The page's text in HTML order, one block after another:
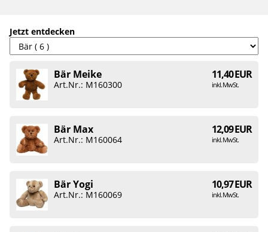
Jetzt entdecken
Bär Meike 11,40 EUR
inkl. MwSt.
Art.Nr.: M160300
Bär Max 12,09 EUR
inkl. MwSt.
Art.Nr.: M160064
Bär Yogi 10,97 EUR
inkl. MwSt.
Art.Nr.: M160069